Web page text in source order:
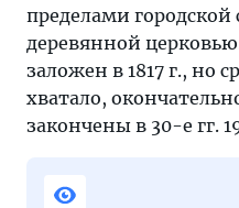
пределами городской
деревянной
заложен в 1817 г., но
хватало,
закончены в 30-е гг.